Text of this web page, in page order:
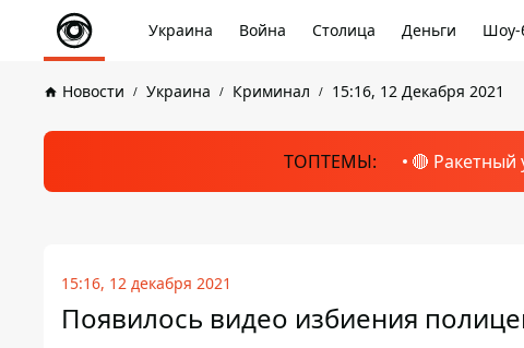
Украина Война Столица Деньги Шоу-
Новости Украина Криминал 15:16, 12 Декабря 2021
ТОПТЕМЫ: 🔴 Ракетный
15:16, 12 декабря 2021
Появилось видео избиения